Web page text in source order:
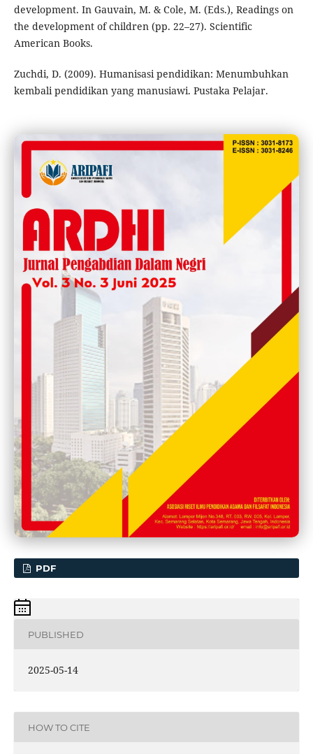
development. In Gauvain, M. & Cole, M. (Eds.), Readings on
the development of children (pp. 22–27). Scientific
American Books.
Zuchdi, D. (2009). Humanisasi pendidikan: Menumbuhkan
kembali pendidikan yang manusiawi. Pustaka Pelajar.
PDF
PUBLISHED
2025-05-14
HOW TO CITE